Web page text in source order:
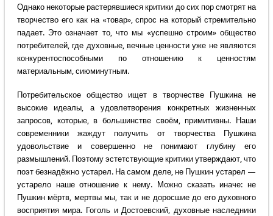
Однако некоторые растерявшиеся критики до сих пор смотрят на
творчество его как на «товар», спрос на который стремительно
падает. Это означает то, что мы «успешно строим» общество
потребителей, где духовные, вечные ценности уже не являются
конкурентоспособными по отношению к ценностям
материальным, сиюминутным.
Потребительское общество ищет в творчестве Пушкина не
высокие идеалы, а удовлетворения конкретных жизненных
запросов, которые, в большинстве своём, примитивны. Наши
современники жаждут получить от творчества Пушкина
удовольствие и совершенно не понимают глубину его
размышлений. Поэтому эстетствующие критики утверждают, что
поэт безнадёжно устарел. На самом деле, не Пушкин устарел —
устарело наше отношение к нему. Можно сказать иначе: не
Пушкин мёртв, мертвы мы, так и не доросшие до его духовного
восприятия мира. Гоголь и Достоевский, духовные наследники